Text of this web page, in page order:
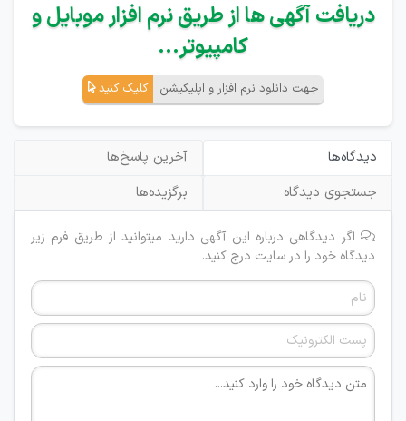
دریافت آگهی ها از طریق نرم افزار موبایل و
کامپیوتر...
جهت دانلود نرم افزار و اپلیکیشن کلیک کنید
دیدگاه‌ها
آخرین پاسخ‌ها
جستجوی دیدگاه
برگزیده‌ها
اگر دیدگاهی درباره این آگهی دارید میتوانید از طریق فرم زیر
دیدگاه خود را در سایت درج کنید.